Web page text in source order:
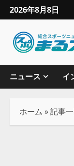
2026年8月8日
ニュース イ
ホーム »記事